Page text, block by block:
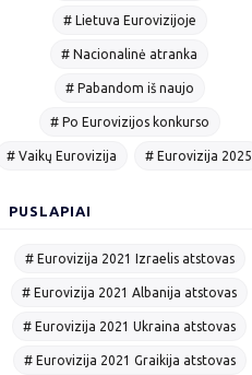
# Lietuva Eurovizijoje
# Nacionalinė atranka
# Pabandom iš naujo
# Po Eurovizijos konkurso
# Vaikų Eurovizija # Eurovizija 2025
PUSLAPIAI
# Eurovizija 2021 Izraelis atstovas
# Eurovizija 2021 Albanija atstovas
# Eurovizija 2021 Ukraina atstovas
# Eurovizija 2021 Graikija atstovas